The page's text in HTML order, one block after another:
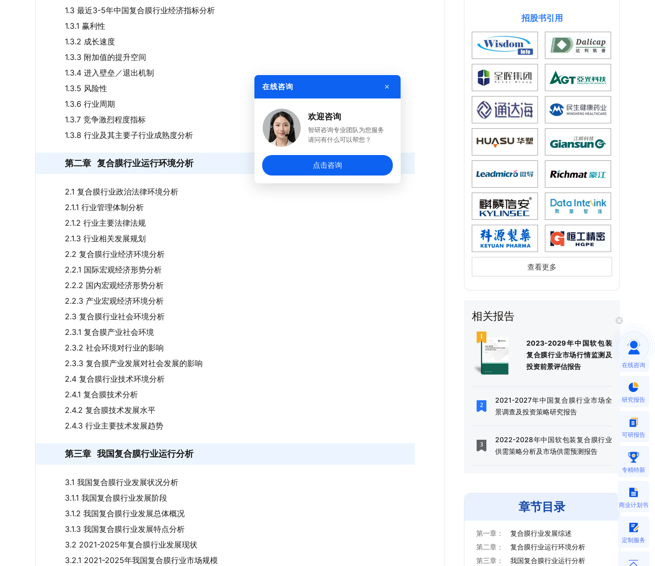
1.3 最近3-5年中国复合膜行业经济指标分析
1.3.1 赢利性
1.3.2 成长速度
1.3.3 附加值的提升空间
1.3.4 进入壁垒／退出机制
1.3.5 风险性
1.3.6 行业周期
1.3.7 竞争激烈程度指标
1.3.8 行业及其主要子行业成熟度分析
第二章 复合膜行业运行环境分析
2.1 复合膜行业政治法律环境分析
2.1.1 行业管理体制分析
2.1.2 行业主要法律法规
2.1.3 行业相关发展规划
2.2 复合膜行业经济环境分析
2.2.1 国际宏观经济形势分析
2.2.2 国内宏观经济形势分析
2.2.3 产业宏观经济环境分析
2.3 复合膜行业社会环境分析
2.3.1 复合膜产业社会环境
2.3.2 社会环境对行业的影响
2.3.3 复合膜产业发展对社会发展的影响
2.4 复合膜行业技术环境分析
2.4.1 复合膜技术分析
2.4.2 复合膜技术发展水平
2.4.3 行业主要技术发展趋势
第三章 我国复合膜行业运行分析
3.1 我国复合膜行业发展状况分析
3.1.1 我国复合膜行业发展阶段
3.1.2 我国复合膜行业发展总体概况
3.1.3 我国复合膜行业发展特点分析
3.2 2021-2025年复合膜行业发展现状
3.2.1 2021-2025年我国复合膜行业市场规模
招股书引用
查看更多
相关报告
2023-2029年中国软包装
复合膜行业市场行情监测及
投资前景评估报告
2021-2027年中国复合膜行业市场全
景调查及投资策略研究报告
2022-2028年中国软包装复合膜行业
供需策略分析及市场供需预测报告
章节目录
第一章：
复合膜行业发展综述
第二章：
复合膜行业运行环境分析
第三章：
我国复合膜行业运行分析
在线咨询
研究报告
可研报告
专精特新
商业计划书
定制服务
在线咨询 ×
欢迎咨询
智研咨询专业团队为您服务
请问有什么可以帮您？
点击咨询